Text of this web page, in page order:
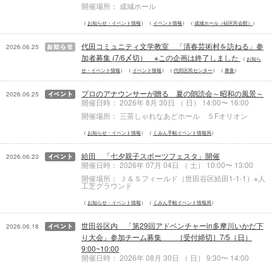
開催場所： 成城ホール
お知らせ・イベント情報 イベント情報 成城ホール（砧区民会館）
2026.06.25
代田コミュニティ文学教室 「清春芸術村を訪ねる」参
加者募集 (7/6〆切） ※この企画は終了しました
お知ら
せ・イベント情報
イベント情報 代田区民センター 募集
2026.06.25
プロのアナウンサーが贈る 夏の朗読会～昭和の風景～
開催日時： 2026年 8月 30日 （ 日） 14:00〜 16:00
開催場所： 三茶しゃれなあどホール ５Fオリオン
お知らせ・イベント情報 くみん手帖イベント情報局
2026.06.23
給田 「七夕親子スポーツフェスタ」開催
開催日時： 2026年 07月 04日 （ 土） 10:00〜 13:00
開催場所： Ｊ＆Ｓフィールド（世田谷区給田1-1-1）※人
工芝グラウンド
お知らせ・イベント情報 くみん手帖イベント情報局
2026.06.18
世田谷区内 「第29回アドベンチャーin多摩川いかだ下
り大会」参加チーム募集 ［受付締切］7/5（日）
9:00~10:00
開催日時： 2026年 08月 30日 （ 日） 9:30〜 14:00